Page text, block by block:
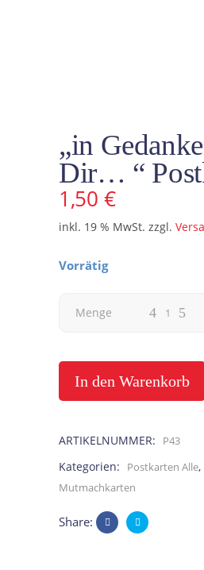
„in
Dir… “
1,50 €
inkl. 19 % MwSt. zzgl.
Vorrätig
"in
bei
"
Postkarte
quantity
Menge
In den Warenkorb
ARTIKELNUMMER: P43
Kategorien: Postkarten Alle,
Mutmachkarten
Share: